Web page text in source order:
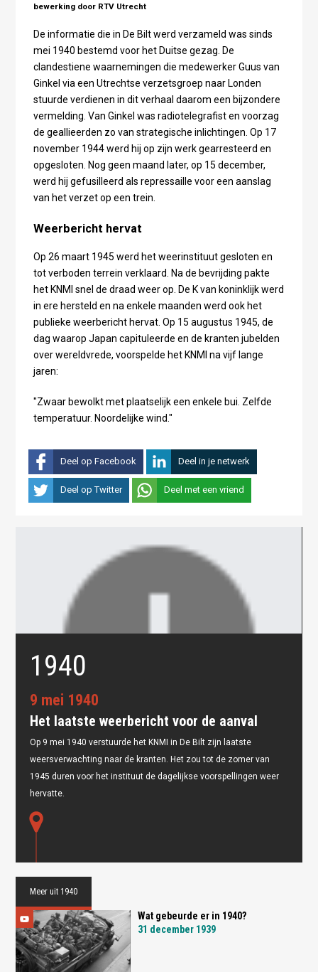
bewerking door RTV Utrecht
De informatie die in De Bilt werd verzameld was sinds
mei 1940 bestemd voor het Duitse gezag. De
clandestiene waarnemingen die medewerker Guus van
Ginkel via een Utrechtse verzetsgroep naar Londen
stuurde verdienen in dit verhaal daarom een bijzondere
vermelding. Van Ginkel was radiotelegrafist en voorzag
de geallieerden zo van strategische inlichtingen. Op 17
november 1944 werd hij op zijn werk gearresteerd en
opgesloten. Nog geen maand later, op 15 december,
werd hij gefusilleerd als repressaille voor een aanslag
van het verzet op een trein.
Weerbericht hervat
Op 26 maart 1945 werd het weerinstituut gesloten en
tot verboden terrein verklaard. Na de bevrijding pakte
het KNMI snel de draad weer op. De K van koninklijk werd
in ere hersteld en na enkele maanden werd ook het
publieke weerbericht hervat. Op 15 augustus 1945, de
dag waarop Japan capituleerde en de kranten jubelden
over wereldvrede, voorspelde het KNMI na vijf lange
jaren:
"Zwaar bewolkt met plaatselijk een enkele bui. Zelfde
temperatuur. Noordelijke wind."
Deel op Facebook Deel in je netwerk
Deel op Twitter Deel met een vriend
Oops! Something went
wrong.
1940
9 mei 1940
Het laatste weerbericht voor de aanval
Op 9 mei 1940 verstuurde het KNMI in De Bilt zijn laatste
weersverwachting naar de kranten. Het zou tot de zomer van
1945 duren voor het instituut de dagelijkse voorspellingen weer
hervatte.
Meer uit 1940
Wat gebeurde er in 1940?
31 december 1939